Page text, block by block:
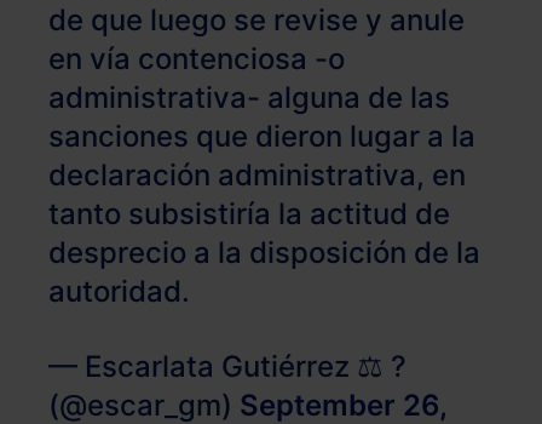
de que luego se revise y anule
en vía contenciosa -o
administrativa- alguna de las
sanciones que dieron lugar a la
declaración administrativa, en
tanto subsistiría la actitud de
desprecio a la disposición de la
autoridad.
— Escarlata Gutiérrez ⚖️ ?
(@escar_gm) September 26,